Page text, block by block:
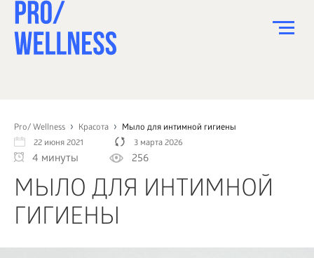
Pro/ Wellness Красота
Мыло для интимной гигиены
22 июня 2021
3 марта 2026
4 минуты 256
МЫЛО ДЛЯ ИНТИМНОЙ
ГИГИЕНЫ
СПОРТ
ЗДОРОВЬЕ
КРАСОТА
ПСИХОЛОГИЯ